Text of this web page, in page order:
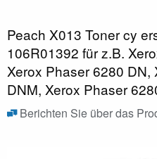
Peach X013 Toner cy
106R01392 für z.B.
Xerox Phaser 6280 DN,
DNM, Xerox Phaser
Berichten Sie über das